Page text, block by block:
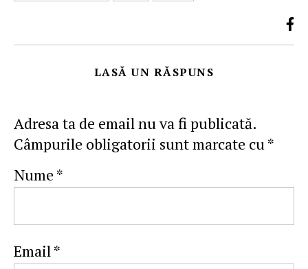
LASĂ UN RĂSPUNS
Adresa ta de email nu va fi publicată.
Câmpurile obligatorii sunt marcate cu*
Nume *
Email*